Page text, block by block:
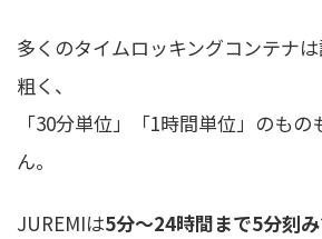
多くのタイムロッキングコンテナ
粗く、
「30分単位」「1時間単位」のも
ん。
JUREMIは5分〜24時間まで5分刻み